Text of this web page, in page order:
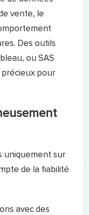
vente, le
Des outils
ou SAS
pour
uniquement sur
de la fiabilité
avec des